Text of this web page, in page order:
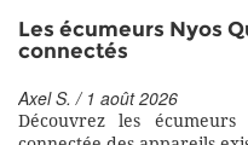
Les écumeurs Nyos
connectés
Axel S. / 1 août 2026
Découvrez les